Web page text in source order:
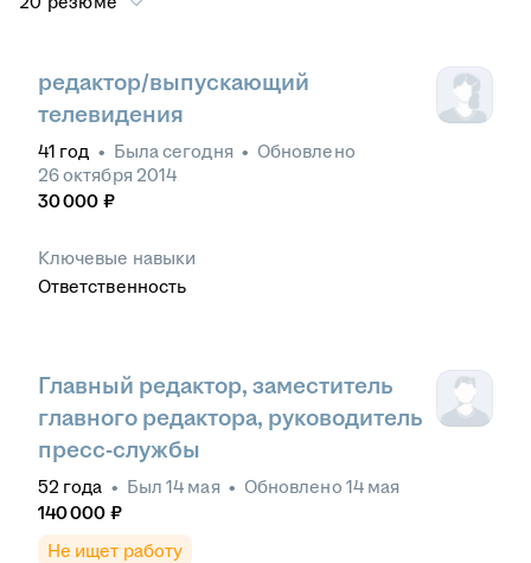
редактор/выпускающий
телевидения
41 год • Быласегодня • Обновлено
26 октября 2014
30 000 ₽
Ключевые навыки
Ответственность
Главный редактор, заместитель
главного редактора, руководитель
пресс-службы
52 года • Был 14 мая • Обновлено 14 мая
140 000 ₽
Не ищет работу